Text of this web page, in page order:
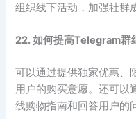
组织线下活动，加强社群
22. 如何提高Telegram群
可以通过提供独家优惠、
用户的购买意愿。还可以
线购物指南和回答用户的